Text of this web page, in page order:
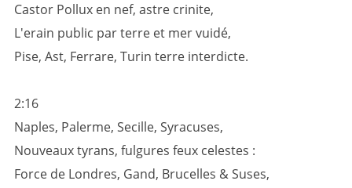
Castor Pollux en nef, astre crinite,
L'erain public par terre et mer vuidé,
Pise, Ast, Ferrare, Turin terre interdicte.
2:16
Naples, Palerme, Secille, Syracuses,
Nouveaux tyrans, fulgures feux celestes :
Force de Londres, Gand, Brucelles & Suses,